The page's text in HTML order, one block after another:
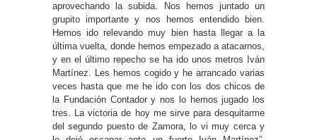
aprovechando la subida. Nos hemos juntado un
grupito importante y nos hemos entendido bien.
Hemos ido relevando muy bien hasta llegar a la
última vuelta, donde hemos empezado a atacarnos,
y en el último repecho se ha ido unos metros Iván
Martínez. Les hemos cogido y he arrancado varias
veces hasta que me he ido con los dos chicos de
la Fundación Contador y nos lo hemos jugado los
tres. La victoria de hoy me sirve para desquitarme
del segundo puesto de Zamora, lo vi muy cerca y